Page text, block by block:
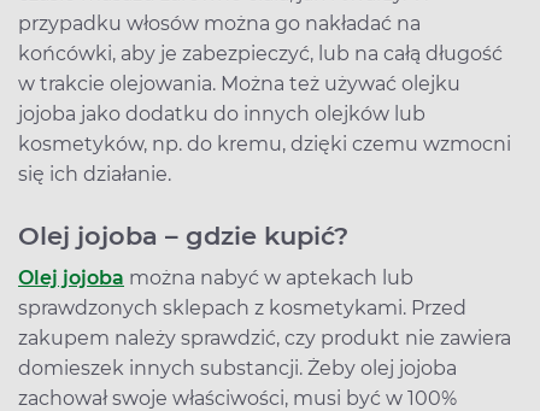
przypadku włosów można go nakładać na
końcówki, aby je zabezpieczyć, lub na całą długość
w trakcie olejowania. Można też używać olejku
jojoba jako dodatku do innych olejków lub
kosmetyków, np. do kremu, dzięki czemu wzmocni
się ich działanie.
Olej jojoba – gdzie kupić?
Olej jojoba można nabyć w aptekach lub
sprawdzonych sklepach z kosmetykami. Przed
zakupem należy sprawdzić, czy produkt nie zawiera
domieszek innych substancji. Żeby olej jojoba
zachował swoje właściwości, musi być w 100%